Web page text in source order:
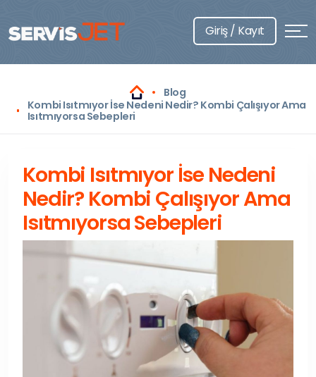
Giriş / Kayıt
Blog
Kombi Isıtmıyor İse Nedeni Nedir? Kombi Çalışıyor Ama
Isıtmıyorsa Sebepleri
Kombi Isıtmıyor İse Nedeni
Nedir? Kombi Çalışıyor Ama
Isıtmıyorsa Sebepleri